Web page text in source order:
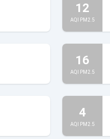
12
AQI PM2.5
16
AQI PM2.5
4
AQI PM2.5